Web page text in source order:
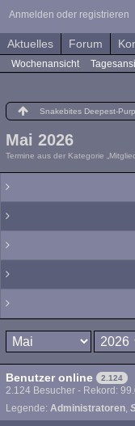
Anmelden oder registrieren
Aktuelles Forum
Wochenansicht
Snakebites Deepest-
Mai 2026
Termine aus der Kategorie
Benutzer online 2.124
2.124 Besucher - Rekord:
Legende: Administratoren